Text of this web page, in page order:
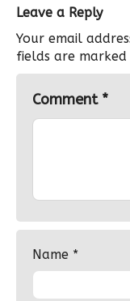
Leave a Reply
Your email
fields are marked
Comment *
Name *